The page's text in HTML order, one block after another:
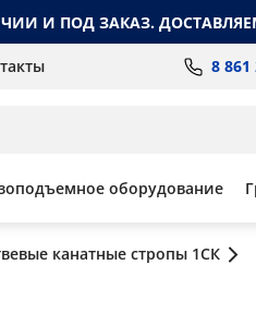
И ПОД ЗАКАЗ.
8 861
оборудование
канатные стропы 1СК